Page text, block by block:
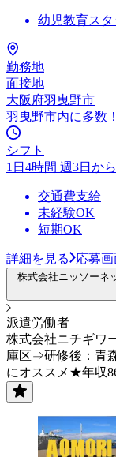
幼児教育スタ
勤務地
面接地
大阪府羽曳野市
羽曳野市内に多数
シフト
1日4時間 週3日か
交通費支給
未経験OK
短期OK
詳細を見る 応募
株式会社ニッソーネ
派遣労働者
株式会社ニチギワ
庫区⇒研修後：青
にオススメ★年収